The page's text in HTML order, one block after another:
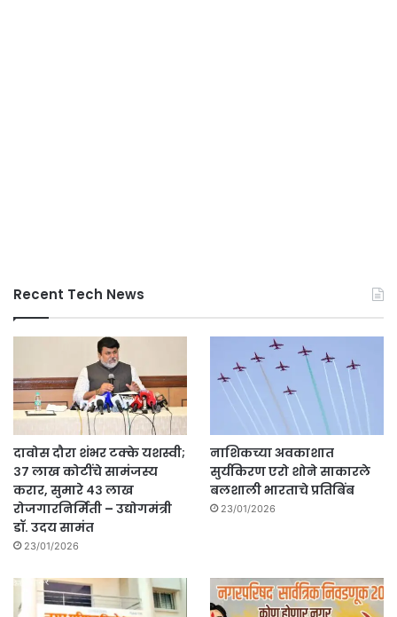
Recent Tech News
दावोस दौरा शंभर टक्के यशस्वी;
३७ लाख कोटींचे सामंजस्य
करार, सुमारे ४३ लाख
रोजगारनिर्मिती – उद्योगमंत्री
डॉ. उदय सामंत
23/01/2026
नाशिकच्या अवकाशात
सुर्यकिरण एरो शोने साकारले
बलशाली भारताचे प्रतिबिंब
23/01/2026